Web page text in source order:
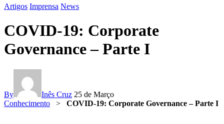
Artigos Imprensa News
COVID-19: Corporate
Governance – Parte I
By Inês Cruz 25 de Março
Conhecimento > COVID-19: Corporate Governance – Parte I